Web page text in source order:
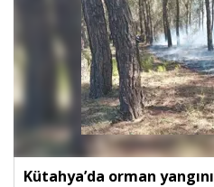
Kütahya’da orman yangını